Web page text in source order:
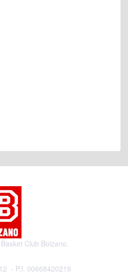
Club Bolzano.
- P.I. 00668420219